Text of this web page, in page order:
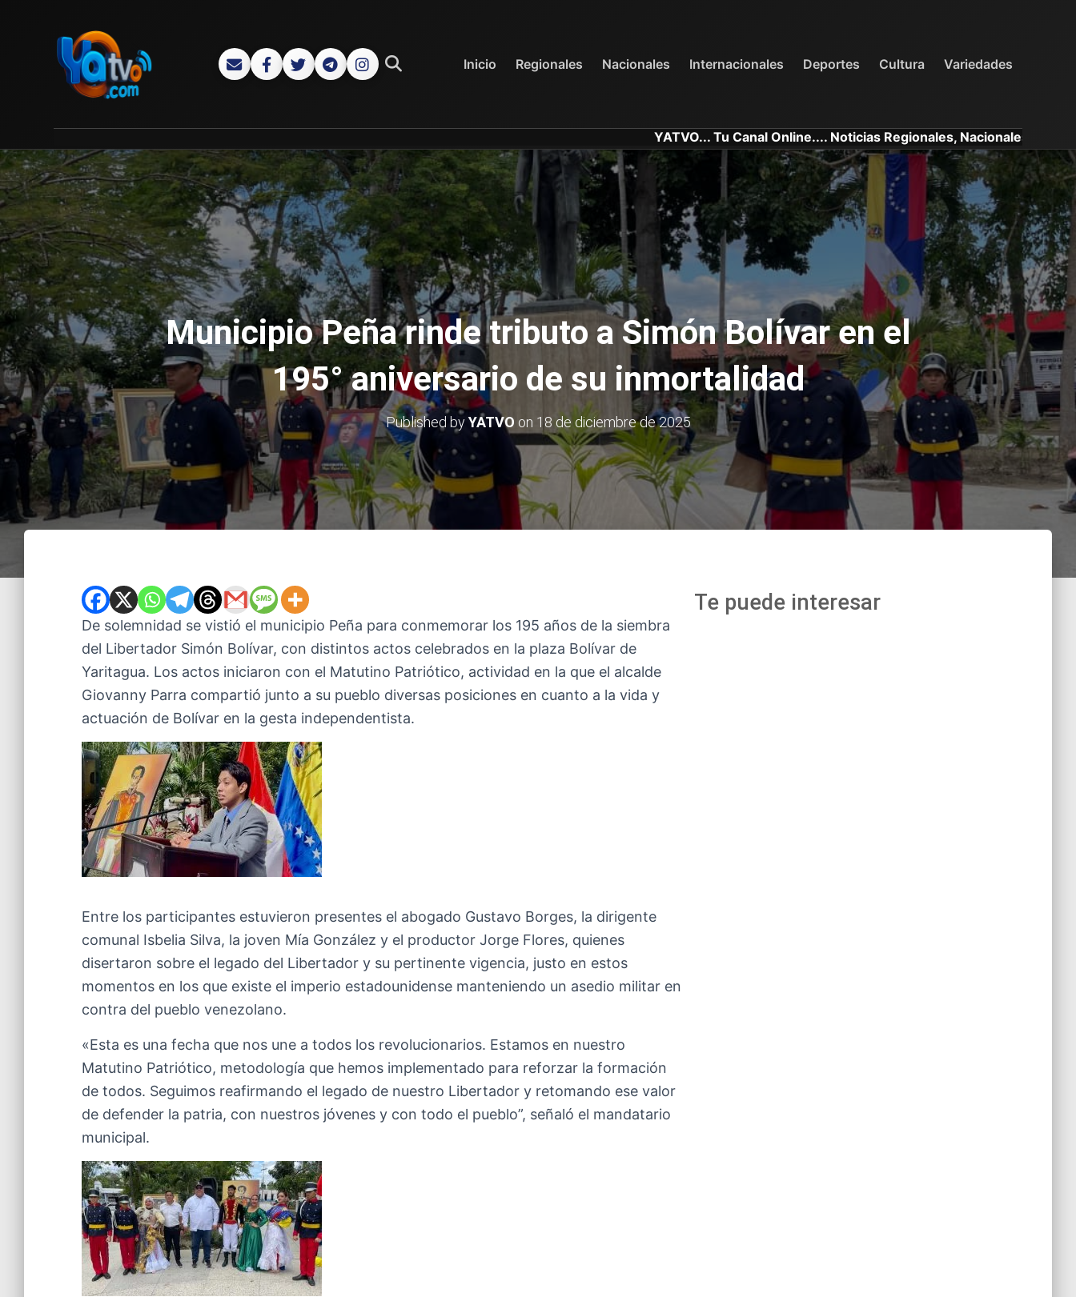
Inicio Regionales Nacionales Internacionales Deportes Cultura Variedades
YATVO... Tu Canal Online.... Noticias Regionales, Nacionales e Internacionales.
Municipio Peña rinde tributo a Simón Bolívar en el
195° aniversario de su inmortalidad
Published byYATVO on 18 de diciembre de 2025
De solemnidad se vistió el municipio Peña para conmemorar los 195 años de la siembra
del Libertador Simón Bolívar, con distintos actos celebrados en la plaza Bolívar de
Yaritagua. Los actos iniciaron con el Matutino Patriótico, actividad en la que el alcalde
Giovanny Parra compartió junto a su pueblo diversas posiciones en cuanto a la vida y
actuación de Bolívar en la gesta independentista.
Entre los participantes estuvieron presentes el abogado Gustavo Borges, la dirigente
comunal Isbelia Silva, la joven Mía González y el productor Jorge Flores, quienes
disertaron sobre el legado del Libertador y su pertinente vigencia, justo en estos
momentos en los que existe el imperio estadounidense manteniendo un asedio militar en
contra del pueblo venezolano.
«Esta es una fecha que nos une a todos los revolucionarios. Estamos en nuestro
Matutino Patriótico, metodología que hemos implementado para reforzar la formación
de todos. Seguimos reafirmando el legado de nuestro Libertador y retomando ese valor
de defender la patria, con nuestros jóvenes y con todo el pueblo”, señaló el mandatario
municipal.
Te puede interesar